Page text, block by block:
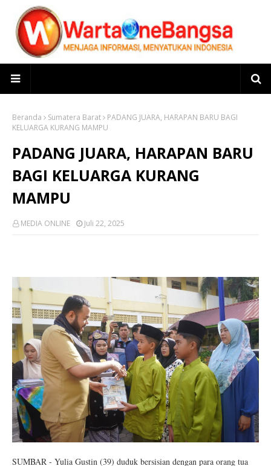
Beranda Sumatera Barat
PADANG JUARA, HARAPAN BARU BAGI
KELUARGA KURANG MAMPU
PADANG JUARA, HARAPAN BARU
BAGI KELUARGA KURANG
MAMPU
MEDIA ONLINE Juli 22, 2025
SUMBAR - Yulia Gustin (39) duduk bersisian dengan para orang tua